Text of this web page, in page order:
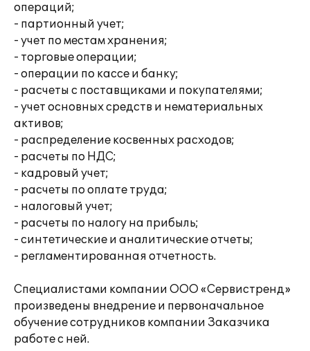
операций;
- партионный учет;
- учет по местам хранения;
- торговые операции;
- операции по кассе и банку;
- расчеты с поставщиками и покупателями;
- учет основных средств и нематериальных
активов;
- распределение косвенных расходов;
- расчеты по НДС;
- кадровый учет;
- расчеты по оплате труда;
- налоговый учет;
- расчеты по налогу на прибыль;
- синтетические и аналитические отчеты;
- регламентированная отчетность.
Специалистами компании ООО «Сервистренд»
произведены внедрение и первоначальное
обучение сотрудников компании Заказчика
работе с ней.